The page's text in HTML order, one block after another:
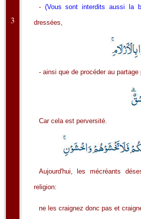
3
- (Vous sont interdits aussi la
dressées,
- ainsi que de procéder au
Car cela est perversité.
Aujourd'hui, les mécréants
religion:
ne les craignez donc pas et